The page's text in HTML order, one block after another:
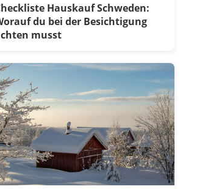
Hauskauf Schweden:
du bei der Besichtigung
musst